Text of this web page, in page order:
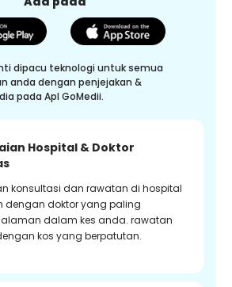
dipacu teknologi untuk semua
anda dengan penjejakan &
pada Apl GoMedii.
Hospital & Doktor
konsultasi dan rawatan di hospital
dengan doktor yang paling
dalam kes anda. rawatan
kos yang berpatutan.